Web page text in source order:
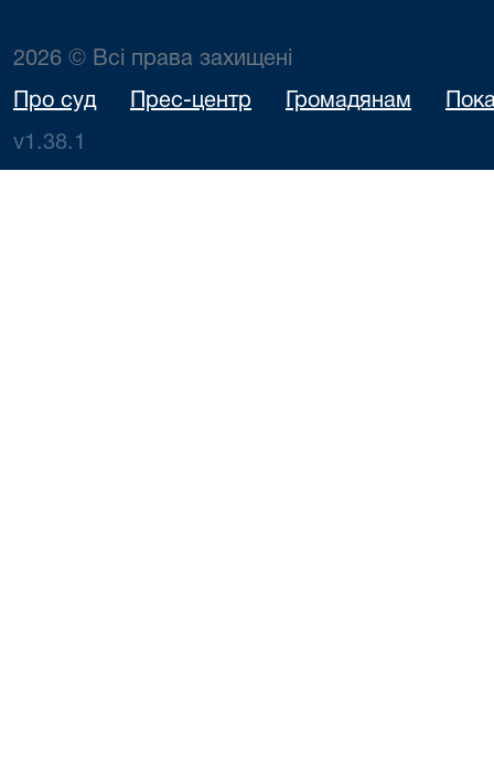
2026 © Всі права захищені
Про суд Прес-центр Громадянам
v1.38.1